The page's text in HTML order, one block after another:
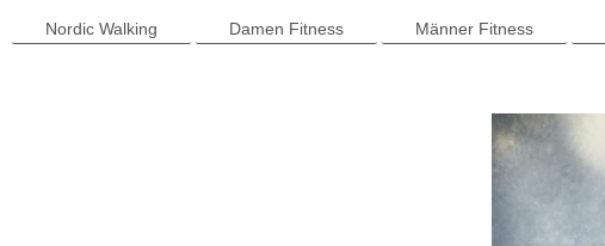
Nordic Walking Damen Fitness Männer Fitness